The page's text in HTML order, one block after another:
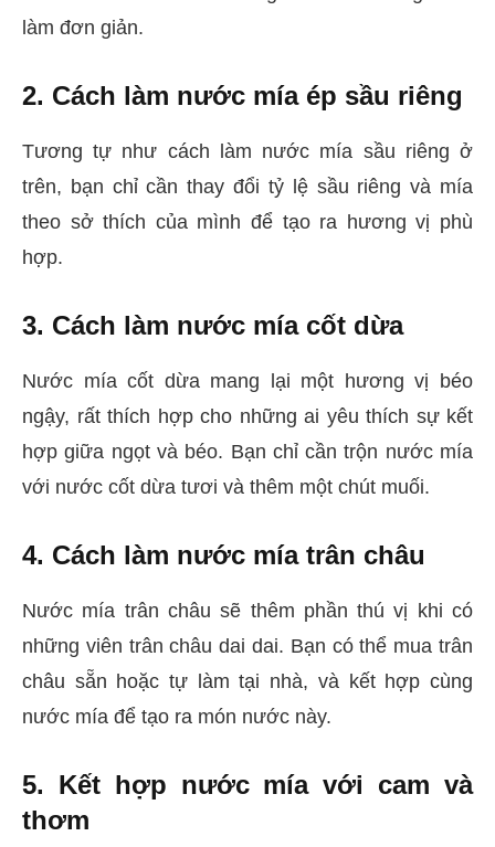
làm đơn giản.
2. Cách làm nước mía ép sầu riêng
Tương tự như cách làm nước mía sầu riêng ở
trên, bạn chỉ cần thay đổi tỷ lệ sầu riêng và mía
theo sở thích của mình để tạo ra hương vị phù
hợp.
3. Cách làm nước mía cốt dừa
Nước mía cốt dừa mang lại một hương vị béo
ngậy, rất thích hợp cho những ai yêu thích sự kết
hợp giữa ngọt và béo. Bạn chỉ cần trộn nước mía
với nước cốt dừa tươi và thêm một chút muối.
4. Cách làm nước mía trân châu
Nước mía trân châu sẽ thêm phần thú vị khi có
những viên trân châu dai dai. Bạn có thể mua trân
châu sẵn hoặc tự làm tại nhà, và kết hợp cùng
nước mía để tạo ra món nước này.
5. Kết hợp nước mía với cam và
thơm